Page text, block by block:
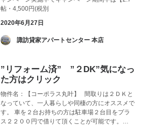
帖・4,500円(税別
2020年6月27日
­ 諏訪貸家アパートセンター 本店
”リフォーム済” ”２DK”気になっ
た方はクリック
物件名：【コーポラス丸叶】 間取りは２ＤＫと
なっていて、一人暮らしや同棲の方にオススメで
す。 車を２台お持ちの方は駐車場２台目をプラ
ス２２００円で借りて頂くことが可能です。…